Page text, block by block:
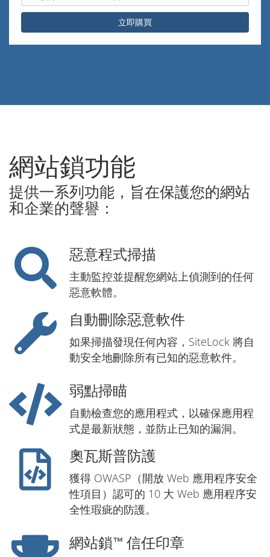
立即購買
網站鎖功能
提供一系列功能，旨在保護您的網站
和企業的聲譽：
惡意程式掃描
主動監控並提醒您網站上偵測到的任何
惡意軟體。
自動刪除惡意軟件
如果掃描發現任何內容，SiteLock 將自
動安全地刪除所有已知的惡意軟件。
弱點掃瞄
自動檢查您的應用程式，以確保應用程
式是最新狀態，並防止已知的漏洞。
奧瓦斯普防護
獲得 OWASP（開放 Web 應用程序安全
性項目）認可的 10 大 Web 應用程序安
全性瑕疵的防護。
網站鎖™ 信任印章